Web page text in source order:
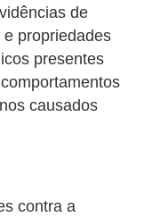
de
propriedades
presentes
causados
contra a